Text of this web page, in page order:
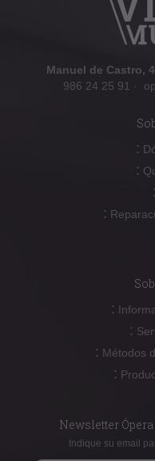
Manuel de Castro,
986 24 25 91 ·
:
:
:
:
:
:
: Métodos
:
Newsletter
Indique su email